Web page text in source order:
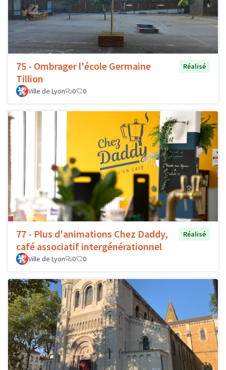
75 - Ombrager l'école Germaine
Tillion
Réalisé
Ville de Lyon 0 0
77 - Plus d'animations Chez Daddy,
café associatif intergénérationnel
Réalisé
Ville de Lyon 0 0